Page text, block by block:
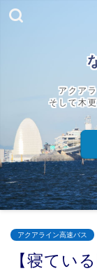
アクア
そして木
アクアライン高速バス
【寝てい